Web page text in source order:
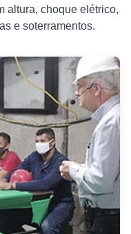
altura, choque elétrico,
e soterramentos.